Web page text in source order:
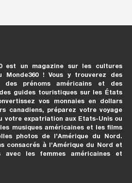
est un magazine sur les cultures
Monde360 ! Vous y trouverez des
des prénoms américains et des
guides touristiques sur les États
vos monnaies en dollars
canadiens, préparez votre voyage
votre expatriation aux Etats-Unis ou
musiques américaines et les films
photos de l’Amérique du Nord.
consacrés à l’Amérique du Nord et
avec les femmes américaines et